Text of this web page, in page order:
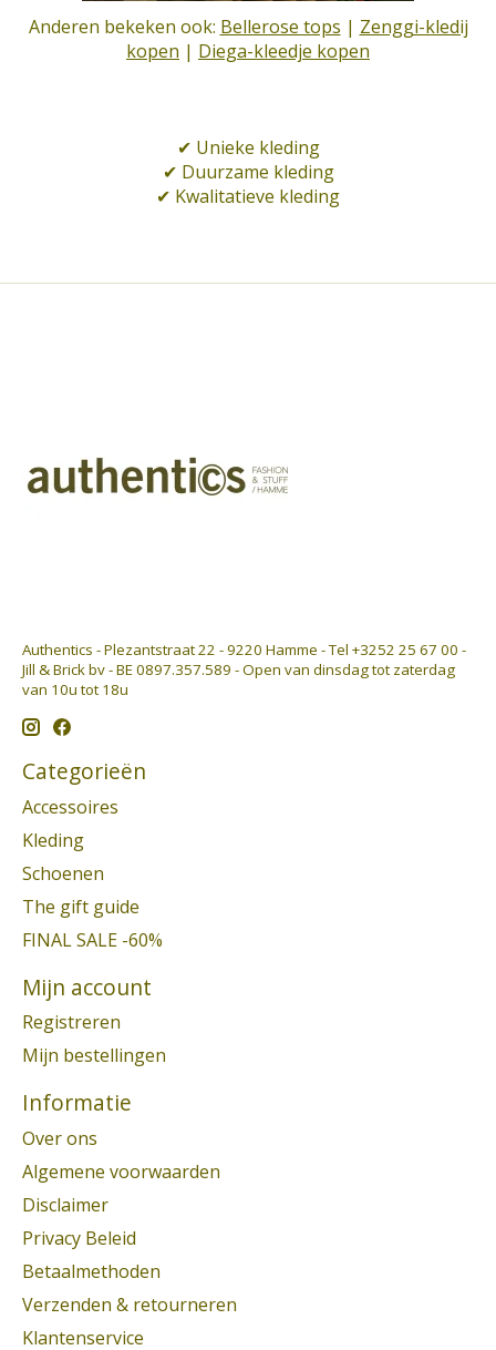
Anderen bekeken ook: Bellerose tops | Zenggi-kledij
kopen | Diega-kleedje kopen
✔ Unieke kleding
✔ Duurzame kleding
✔ Kwalitatieve kleding
Authentics - Plezantstraat 22 - 9220 Hamme - Tel +3252 25 67 00 -
Jill & Brick bv - BE 0897.357.589 - Open van dinsdag tot zaterdag
van 10u tot 18u
Categorieën
Accessoires
Kleding
Schoenen
The gift guide
FINAL SALE -60%
Mijn account
Registreren
Mijn bestellingen
Informatie
Over ons
Algemene voorwaarden
Disclaimer
Privacy Beleid
Betaalmethoden
Verzenden & retourneren
Klantenservice